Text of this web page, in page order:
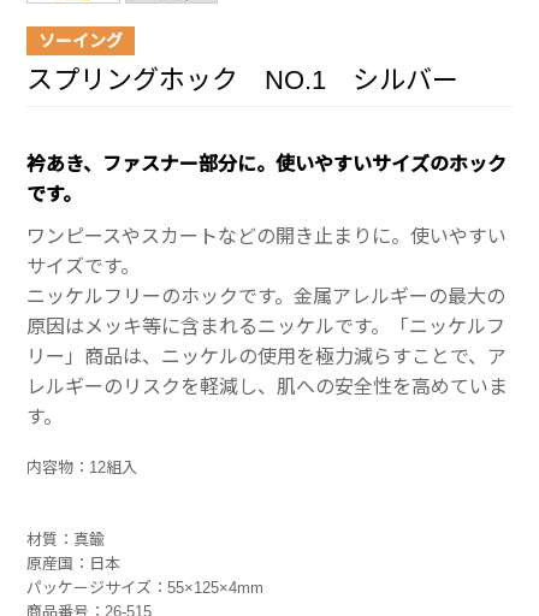
ソーイング
スプリングホック NO.1 シルバー
衿あき、ファスナー部分に。使いやすいサイズのホック
です。
ワンピースやスカートなどの開き止まりに。使いやすい
サイズです。
ニッケルフリーのホックです。金属アレルギーの最大の
原因はメッキ等に含まれるニッケルです。「ニッケルフ
リー」商品は、ニッケルの使用を極力減らすことで、ア
レルギーのリスクを軽減し、肌への安全性を高めていま
す。
内容物：12組入
材質：真鍮
原産国：日本
パッケージサイズ：55×125×4mm
商品番号：26-515